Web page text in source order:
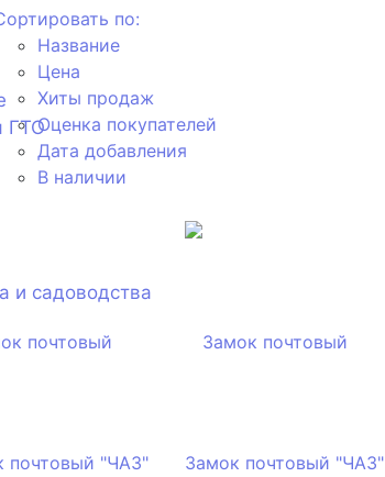
ГТО
и садоводства
по:
Название
Цена
Хиты продаж
Оценка покупателей
Дата добавления
В наличии
почтовый "ЧАЗ"
Замок почтовый "ЧАЗ"